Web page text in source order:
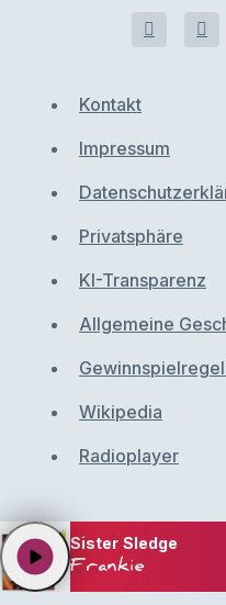
Kontakt
Impressum
Privatsphäre
KI-Transparenz
Allgemeine
Wikipedia
Radioplayer
Sister Sledge
Frankie
play_arrow